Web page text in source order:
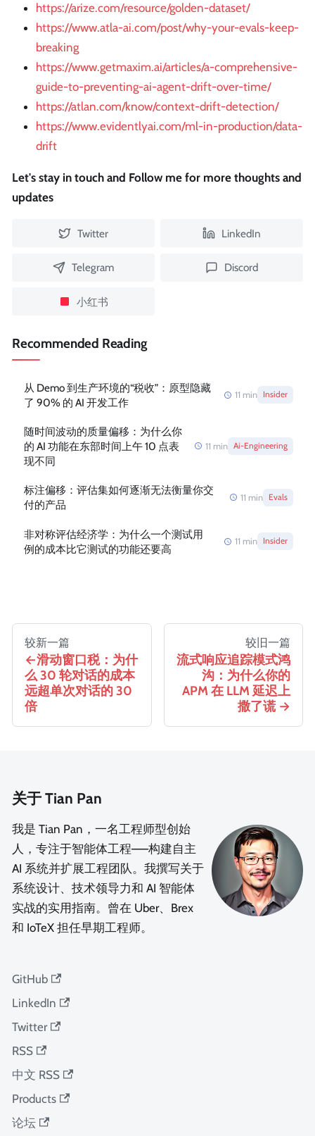
https://arize.com/resource/golden-dataset/
https://www.atla-ai.com/post/why-your-evals-keep-
breaking
https://www.getmaxim.ai/articles/a-comprehensive-
guide-to-preventing-ai-agent-drift-over-time/
https://atlan.com/know/context-drift-detection/
https://www.evidentlyai.com/ml-in-production/data-
drift
Let's stay in touch and Follow me for more thoughts and
updates
Twitter LinkedIn
Telegram Discord
小红书
Recommended Reading
从 Demo 到生产环境的“税收”：原型隐藏
了 90% 的 AI 开发工作
11 min Insider
随时间波动的质量偏移：为什么你
的 AI 功能在东部时间上午 10 点表
现不同
11 min Ai-Engineering
标注偏移：评估集如何逐渐无法衡量你交
付的产品
11 min Evals
非对称评估经济学：为什么一个测试用
例的成本比它测试的功能还要高
11 min Insider
较新一篇
滑动窗口税：为什
么 30 轮对话的成本
远超单次对话的 30
倍
较旧一篇
流式响应追踪模式鸿
沟：为什么你的
APM 在 LLM 延迟上
撒了谎
关于 Tian Pan
我是 Tian Pan，一名工程师型创始
人，专注于智能体工程——构建自主
AI 系统并扩展工程团队。我撰写关于
系统设计、技术领导力和 AI 智能体
实战的实用指南。曾在 Uber、Brex
和 IoTeX 担任早期工程师。
GitHub
LinkedIn
Twitter
RSS
中文 RSS
Products
论坛